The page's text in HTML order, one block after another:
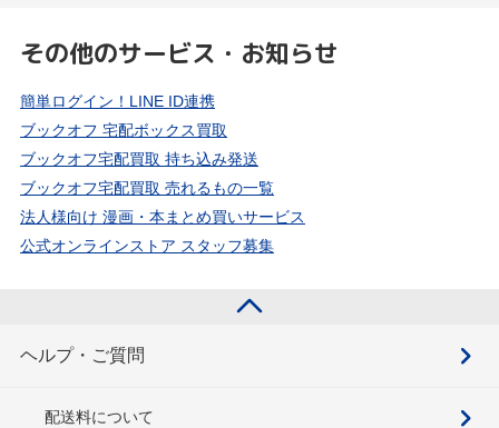
その他のサービス・お知らせ
簡単ログイン！LINE ID連携
ブックオフ 宅配ボックス買取
ブックオフ宅配買取 持ち込み発送
ブックオフ宅配買取 売れるもの一覧
法人様向け 漫画・本まとめ買いサービス
公式オンラインストア スタッフ募集
ヘルプ・ご質問
配送料について